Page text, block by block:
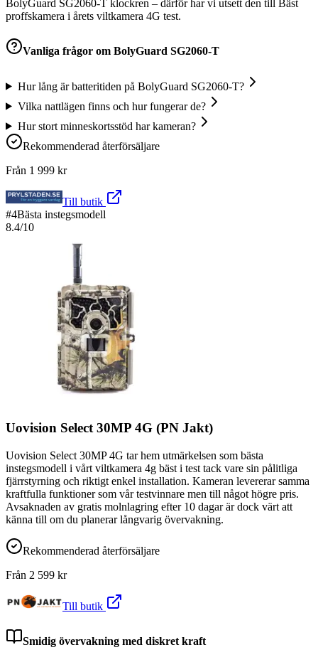
BolyGuard SG2060-T klockren – därför har vi utsett den till Bäst
proffskamera i årets viltkamera 4G test.
Vanliga frågor om BolyGuard SG2060-T
Hur lång är batteritiden på BolyGuard SG2060-T?
Vilka nattlägen finns och hur fungerar de?
Hur stort minneskortsstöd har kameran?
Rekommenderad återförsäljare
Från 1 999 kr
Till butik
#4Bästa instegsmodell
8.4/10
Uovision Select 30MP 4G (PN Jakt)
Uovision Select 30MP 4G tar hem utmärkelsen som bästa
instegsmodell i vårt viltkamera 4g bäst i test tack vare sin pålitliga
fjärrstyrning och riktigt enkel installation. Kameran levererar samma
kraftfulla funktioner som vår testvinnare men till något högre pris.
Avsaknaden av gratis molnlagring efter 10 dagar är dock värt att
känna till om du planerar långvarig övervakning.
Rekommenderad återförsäljare
Från 2 599 kr
Till butik
Smidig övervakning med diskret kraft